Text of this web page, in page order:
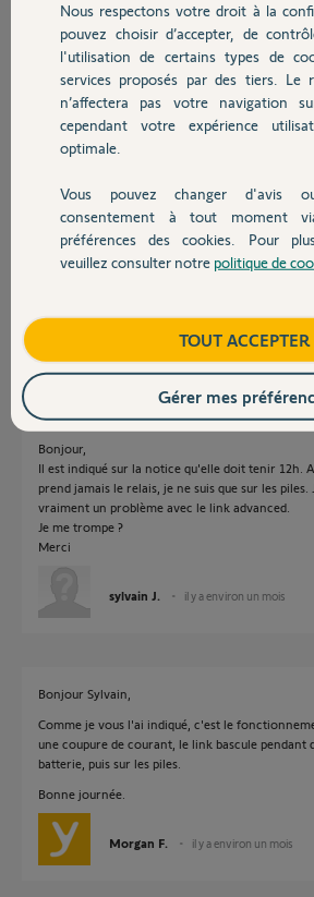
Chauffage
Autres produits
Devis avec un pro
Contact
sylvain J.
il y a environ un mois
Participer au fil de
Réponses
Bonjour Sylvain,
C'est le fonctionnement normal : quand il y a
link bascule pendant quelques minutes sur la
il y a environ un mois
Bonjour,
Il est indiqué sur la notice qu'elle doit tenir 12h.
prend jamais le relais, je ne suis que sur les piles.
vraiment un problème avec le link advanced.
Je me trompe ?
Merci
sylvain J. il y a environ un mois
Bonjour Sylvain,
Comme je vous l'ai indiqué, c'est le
une coupure de courant, le link bascule pendant
batterie, puis sur les piles.
Bonne journée.
Morgan F. il y a environ un mois
Nous respectons votre droit à la
pouvez choisir d’accepter, de
l'utilisation de certains types de
services proposés par des tiers. Le
n’affectera pas votre navigation
cependant votre expérience
optimale.
Vous pouvez changer d'avis
consentement à tout moment
préférences des cookies. Pour
veuillez consulter notre politique de
TOUT ACCEPTER
Gérer mes